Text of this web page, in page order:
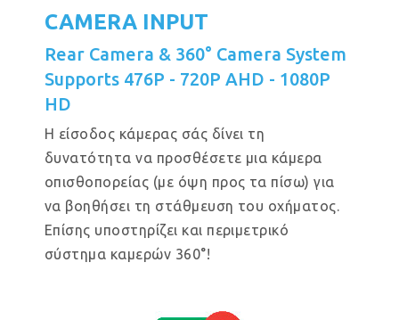
CAMERA INPUT
Rear Camera & 360° Camera System
Supports 476P - 720P AHD - 1080P
HD
Η είσοδος κάμερας σάς δίνει τη
δυνατότητα να προσθέσετε μια κάμερα
οπισθοπορείας (με όψη προς τα πίσω) για
να βοηθήσει τη στάθμευση του οχήματος.
Επίσης υποστηρίζει και περιμετρικό
σύστημα καμερών 360°!